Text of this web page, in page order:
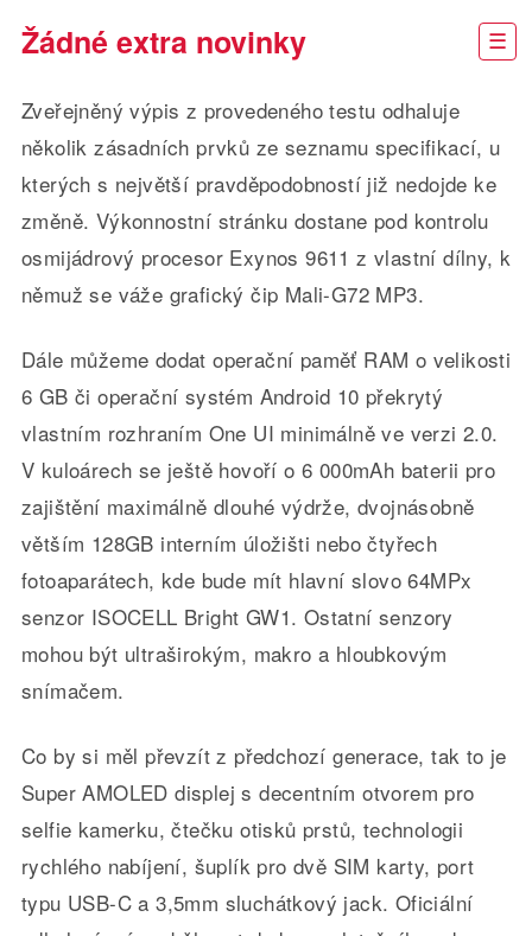
Žádné extra novinky
Zveřejněný výpis z provedeného testu odhaluje
několik zásadních prvků ze seznamu specifikací, u
kterých s největší pravděpodobností již nedojde ke
změně. Výkonnostní stránku dostane pod kontrolu
osmijádrový procesor Exynos 9611 z vlastní dílny, k
němuž se váže grafický čip Mali-G72 MP3.
Dále můžeme dodat operační paměť RAM o velikosti
6 GB či operační systém Android 10 překrytý
vlastním rozhraním One UI minimálně ve verzi 2.0.
V kuloárech se ještě hovoří o 6 000mAh baterii pro
zajištění maximálně dlouhé výdrže, dvojnásobně
větším 128GB interním úložišti nebo čtyřech
fotoaparátech, kde bude mít hlavní slovo 64MPx
senzor ISOCELL Bright GW1. Ostatní senzory
mohou být ultraširokým, makro a hloubkovým
snímačem.
Co by si měl převzít z předchozí generace, tak to je
Super AMOLED displej s decentním otvorem pro
selfie kamerku, čtečku otisků prstů, technologii
rychlého nabíjení, šuplík pro dvě SIM karty, port
typu USB-C a 3,5mm sluchátkový jack. Oficiální